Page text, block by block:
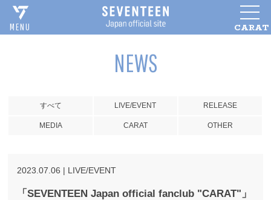
MENU CARAT
NEWS
すべて LIVE/EVENT RELEASE
MEDIA CARAT OTHER
2023 .07 .06 | LIVE/EVENT
「SEVENTEEN Japan official fanclub "CARAT"」